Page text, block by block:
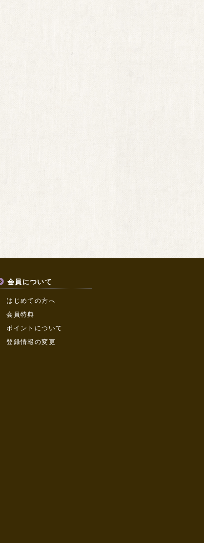
会員について
はじめての方へ
会員特典
ポイントについて
登録情報の変更